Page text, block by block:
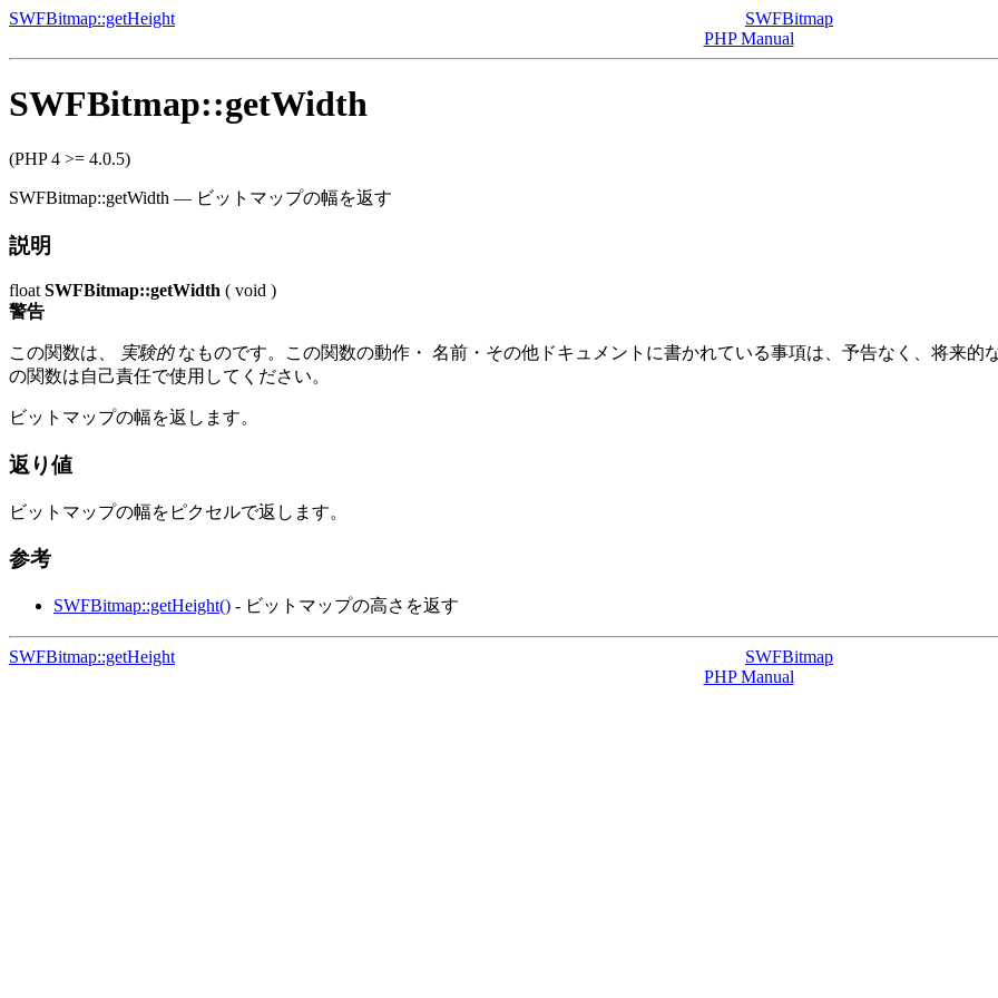
SWFBitmap::getHeight
SWFBitmap
PHP Manual
SWFBitmap::getWidth
(PHP 4 >= 4.0.5)
SWFBitmap::getWidth — ビットマップの幅を返す
説明
float SWFBitmap::getWidth ( void )
警告
この関数は、 実験的なものです。この関数の動作・ 名前・その他ドキュメントに書かれている事項は、予告なく、将来的
の関数は自己責任で使用してください。
ビットマップの幅を返します。
返り値
ビットマップの幅をピクセルで返します。
参考
SWFBitmap::getHeight() - ビットマップの高さを返す
SWFBitmap::getHeight
SWFBitmap
PHP Manual